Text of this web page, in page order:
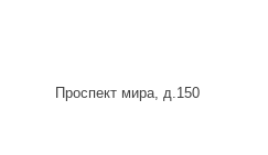
Проспект мира, д.150